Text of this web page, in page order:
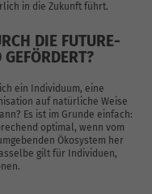
in die Zukunft führt.
DIE FUTURE-
ein Individuum, eine
auf natürliche Weise
Es ist im Grunde einfach:
optimal, wenn vom
Ökosystem her
gilt für Individuen,